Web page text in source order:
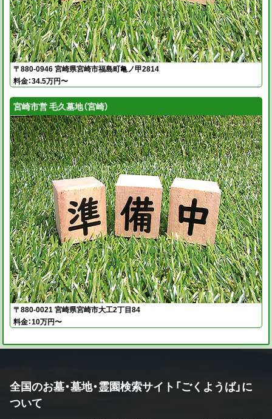
〒880-0946 宮崎県宮崎市福島町亀ノ甲2814
料金：34.5万円〜
宮崎市営 毛久墓地（宮崎）
〒880-0021 宮崎県宮崎市大工2丁目84
料金：10万円〜
全国のお墓・墓地・霊園検索サイト「ごくようば」に
ついて